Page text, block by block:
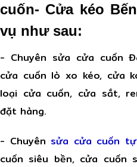
cuốn- Cửa kéo
vụ như sau:
- Chuyên sửa cửa cuốn
cửa cuốn lò xo kéo, cửa
loại cửa cuốn, cửa sắt,
đặt hàng.
- Chuyên sửa cửa cuốn
cuốn siêu bền, cửa cuốn